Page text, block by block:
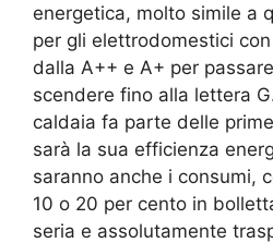
energetica, molto simile a
per gli elettrodomestici
dalla A++ e A+ per
scendere fino alla lettera
caldaia fa parte delle
sarà la sua efficienza
saranno anche i consumi,
10 o 20 per cento in
seria e assolutamente